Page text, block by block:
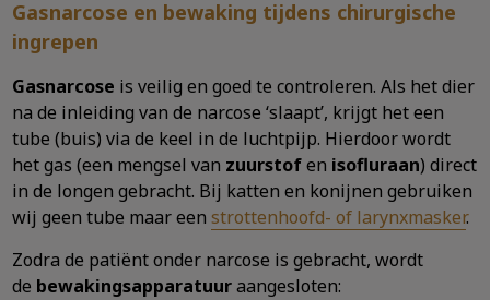
Gasnarcose en bewaking tijdens chirurgische
ingrepen
Gasnarcose is veilig en goed te controleren. Als het dier
na de inleiding van de narcose ‘slaapt’, krijgt het een
tube (buis) via de keel in de luchtpijp. Hierdoor wordt
het gas (een mengsel van zuurstofen isofluraan) direct
in de longen gebracht. Bij katten en konijnen gebruiken
wij geen tube maar een strottenhoofd- of larynxmasker.
Zodra de patiënt onder narcose is gebracht, wordt
de bewakingsapparatuuraangesloten: